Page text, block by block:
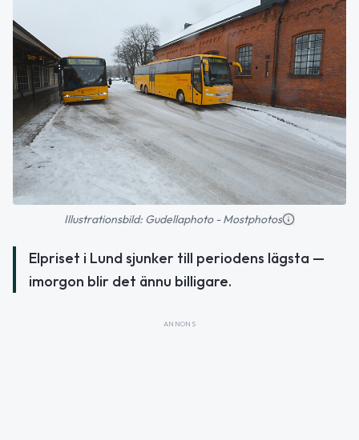
Illustrationsbild: Gudellaphoto - Mostphotos
Elpriset i Lund sjunker till periodens lägsta —
imorgon blir det ännu billigare.
ANNONS